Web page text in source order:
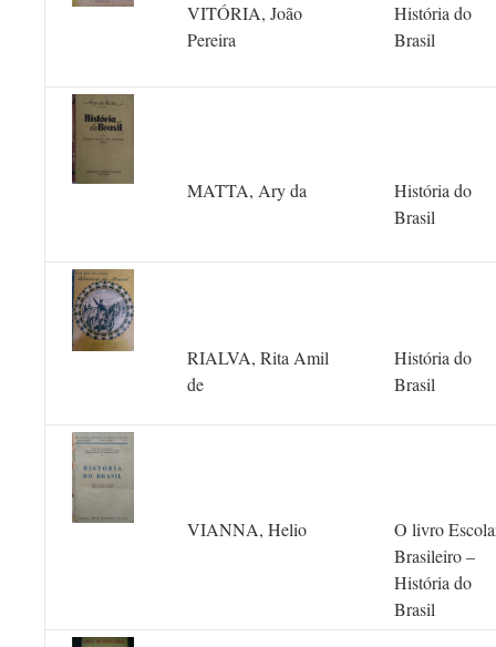
VITÓRIA, João
Pereira
História do
Brasil
MATTA, Ary da
História do
Brasil
RIALVA, Rita Amil
de
História do
Brasil
VIANNA, Helio
O livro
Brasileiro –
História do
Brasil